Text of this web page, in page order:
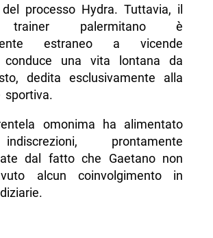
del processo Hydra. Tuttavia, il
trainer palermitano è
estraneo a vicende
una vita lontana da
dedita esclusivamente alla
sportiva.
omonima ha alimentato
prontamente
dal fatto che Gaetano non
alcun coinvolgimento in